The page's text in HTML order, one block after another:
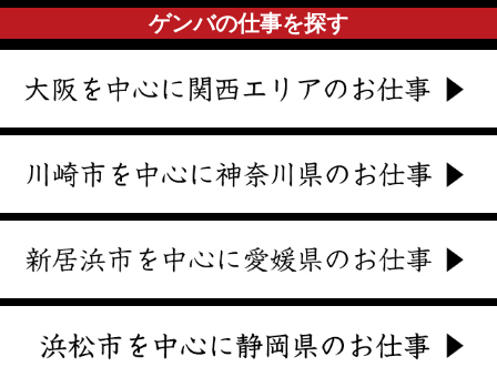
ゲンバの仕事を探す